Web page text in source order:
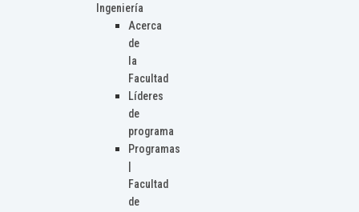
Ingeniería
Acerca
de
la
Facultad
Líderes
de
programa
Programas
Facultad
de